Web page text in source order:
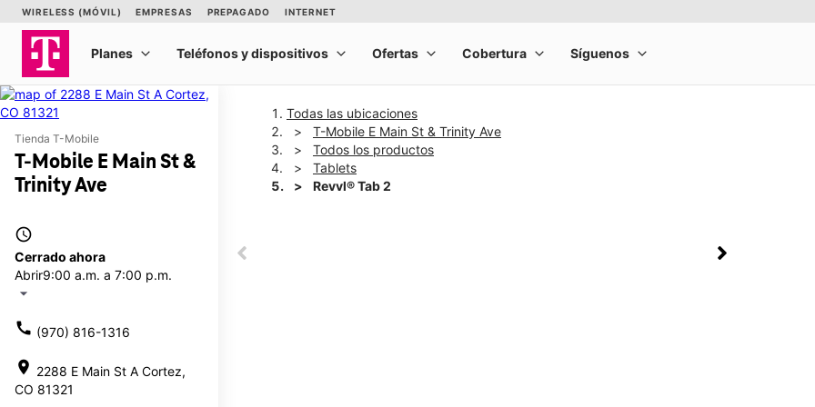
Tienda T-Mobile
T-Mobile E Main St &
Trinity Ave
access_time
Cerrado ahora
Abrir9:00 a.m. a 7:00 p.m.
arrow_drop_down
call (970) 816-1316
location_on 2288 E Main St A Cortez,
CO 81321
Todas las ubicaciones
T-Mobile E Main St & Trinity Ave
Todos los productos
Tablets
Revvl® Tab 2
This carousel shows one large product image at a time. Use the Previous and Next buttons